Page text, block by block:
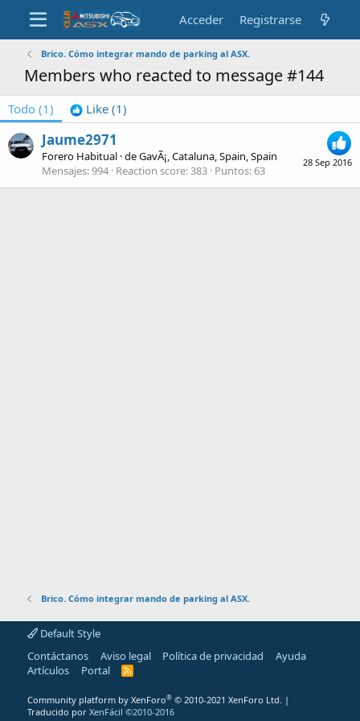
Acceder Registrarse
Brico. Cómo integrar mando de parking al ASX.
Members who reacted to message #144
Todo (1) Like (1)
28 Sep 2016
Jaume2971
Forero Habitual ·deGavÃ¡, Cataluna, Spain, Spain
Mensajes 994 Reaction score 383 Puntos 63
Brico. Cómo integrar mando de parking al ASX.
Default Style
Contáctanos
Aviso legal Política de privacidad
Ayuda
Artículos
Portal
R
Community platform by XenForo® © 2010-2021 XenForo Ltd. |
Traducido por XenFácil ©2010-2016